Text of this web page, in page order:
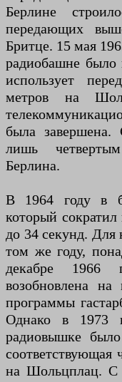
Берлине
передающих
Бритце. 15 мая
радиобашне было
использует
метров на
была
лишь
Берлина.
В 1964 году в
который
до 34 секунд. Для
том же году,
декабре 1966
возобновлена
программы
Однако в 1973
радиовышке
соответствующая
на Шольцплац. С